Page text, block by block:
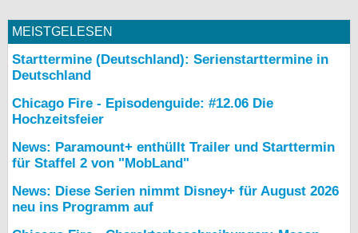
MEISTGELESEN
Starttermine (Deutschland): Serienstarttermine in
Deutschland
Chicago Fire - Episodenguide: #12.06 Die
Hochzeitsfeier
News: Paramount+ enthüllt Trailer und Starttermin
für Staffel 2 von "MobLand"
News: Diese Serien nimmt Disney+ für August 2026
neu ins Programm auf